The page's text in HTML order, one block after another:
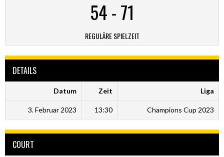
54-71
REGULÄRE SPIELZEIT
DETAILS
Datum Zeit Liga
3. Februar 2023 13:30 Champions Cup 2023
COURT